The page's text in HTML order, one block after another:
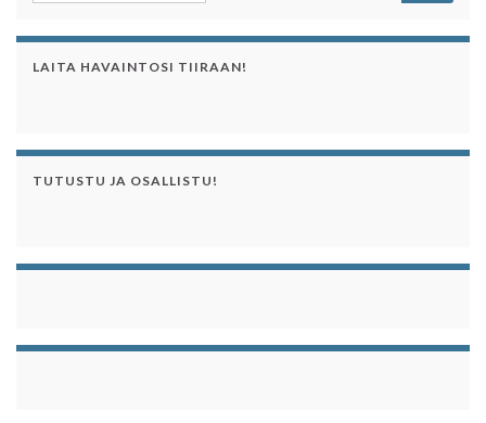
LAITA HAVAINTOSI TIIRAAN!
TUTUSTU JA OSALLISTU!